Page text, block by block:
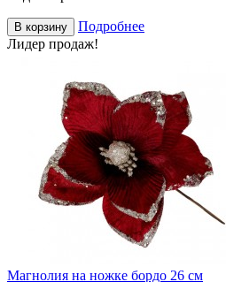
В корзину
Подробнее
Лидер продаж!
Магнолия на ножке бордо 26 см